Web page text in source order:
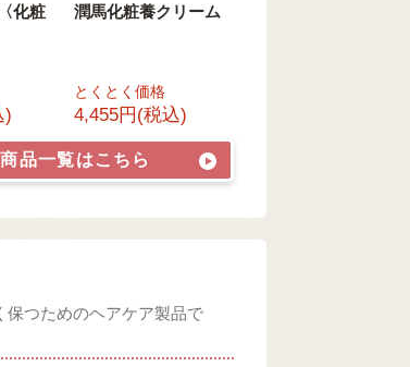
化粧
)
潤馬化粧養クリーム
とくとく価格
4,455円(税込)
品一覧はこちら
保つためのヘアケア製品で